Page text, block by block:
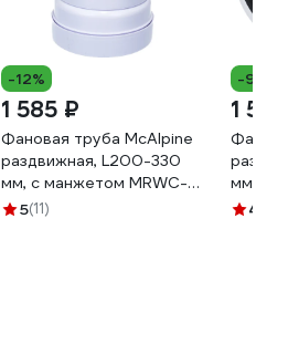
-12%
1 585 ₽
Фановая труба McAlpine
раздвижная, L200-330
мм, с манжетом MRWC-
F20R
5(11)
-9%
1
мм,
4.9